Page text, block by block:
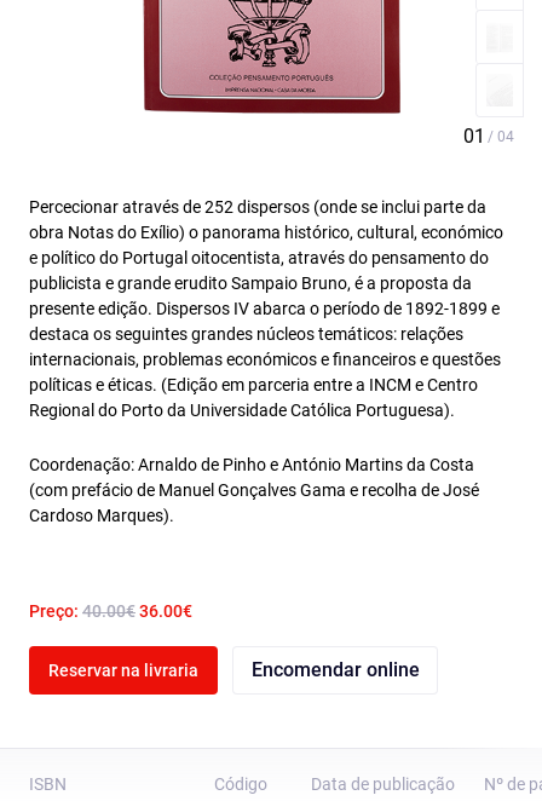
Percecionar através de 252 dispersos (onde se inclui parte da
obra Notas do Exílio) o panorama histórico, cultural, económico
e político do Portugal oitocentista, através do pensamento do
publicista e grande erudito Sampaio Bruno, é a proposta da
presente edição. Dispersos IV abarca o período de 1892-1899 e
destaca os seguintes grandes núcleos temáticos: relações
internacionais, problemas económicos e financeiros e questões
políticas e éticas. (Edição em parceria entre a INCM e Centro
Regional do Porto da Universidade Católica Portuguesa).
Coordenação: Arnaldo de Pinho e António Martins da Costa
(com prefácio de Manuel Gonçalves Gama e recolha de José
Cardoso Marques).
Preço: 40.00€36.00€
Reservar na livraria Encomendar online
ISBN
Código
Data de publicação
Nº de